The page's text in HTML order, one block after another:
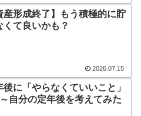
産形成終了】もう積極的に貯
くて良いかも？
2026.07.15
後に「やらなくていいこと」
自分の定年後を考えてみた